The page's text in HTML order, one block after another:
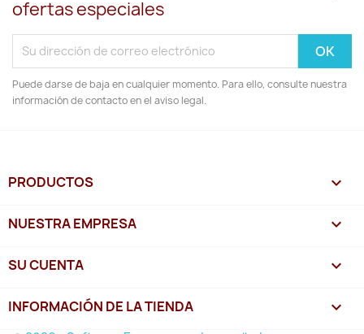
ofertas especiales
Puede darse de baja en cualquier momento. Para ello, consulte nuestra
información de contacto en el aviso legal.
PRODUCTOS 
NUESTRA EMPRESA 
SU CUENTA 
INFORMACIÓN DE LA TIENDA keyboard_arrow_down